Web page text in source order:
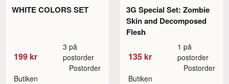
WHITE COLORS SET
199 kr
3 på
postorder
Butiken
Postorder
3G Special Set: Zombie
Skin and Decomposed
Flesh
135 kr
1 på
postorder
Butiken
Postorder